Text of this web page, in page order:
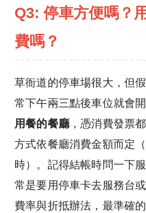
Q3: 停車方便嗎？
費嗎？
草衙道的停車場很大，但
常下午兩三點後車位就會
用餐的餐廳，憑消費發票
方式依餐廳消費金額而定
時）。記得結帳時問一下
常是要用停車卡去服務台
費率與折抵辦法，最準確